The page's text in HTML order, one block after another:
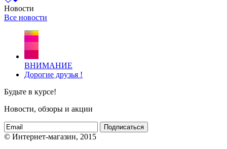
Новости
Все новости
ВНИМАНИЕ
Дорогие друзья !
Будьте в курсе!
Новости, обзоры и акции
Подписаться
© Интернет-магазин, 2015